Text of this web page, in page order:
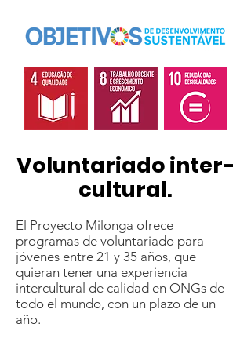
Voluntariado inter-
cultural.
El Proyecto Milonga ofrece
programas de voluntariado para
jóvenes entre 21 y 35 años, que
quieran tener una experiencia
intercultural de calidad en ONGs de
todo el mundo, con un plazo de un
año.